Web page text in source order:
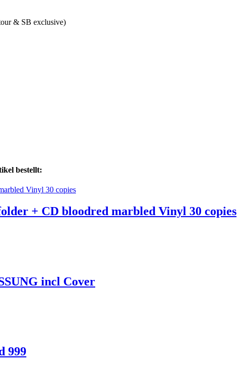
& SB exclusive)
bestellt:
+ CD bloodred marbled Vinyl 30 copies
incl Cover
999